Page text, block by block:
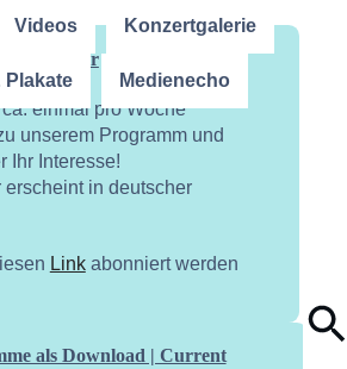
Videos Konzertgalerie
Plakate Medienecho
Newsletter
einmal pro Woche
unserem Programm und
Ihr Interesse!
erscheint in deutscher
Linkabonniert werden
als Download | Current